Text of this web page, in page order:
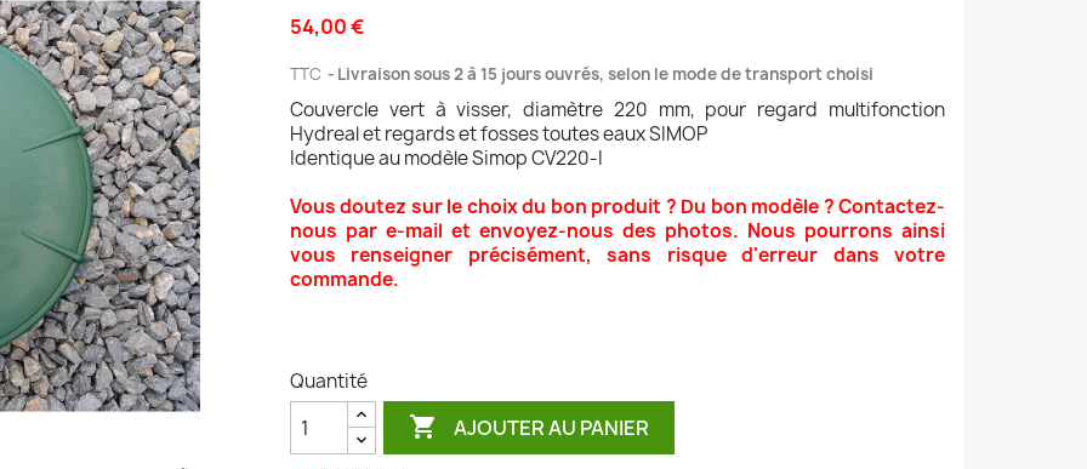
54,00 €
TTC Livraison sous 2 à 15 jours ouvrés, selon le mode de transport choisi
Couvercle vert à visser, diamètre 220 mm, pour regard multifonction
Hydreal et regards et fosses toutes eaux SIMOP
Identique au modèle Simop CV220-I
Vous doutez sur le choix du bon produit ? Du bon modèle ? Contactez-
nous par e-mail et envoyez-nous des photos. Nous pourrons ainsi
vous renseigner précisément, sans risque d'erreur dans votre
commande.
Quantité
 AJOUTER AU PANIER